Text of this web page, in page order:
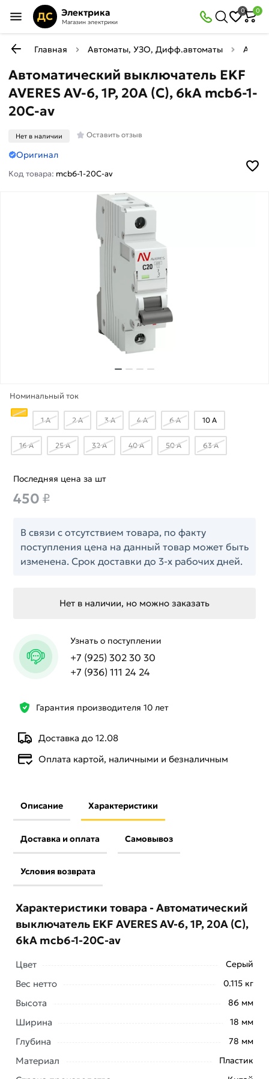
ДС Электрика
Магазин электрики
0 0
Главная Автоматы, УЗО, Дифф.автоматы
Автоматический выключатель EKF
AVERES AV-6, 1P, 20A (С), 6kA mcb6-1-
20C-av
Нет в наличии Оставить отзыв
Оригинал
Код товара: mcb6-1-20C-av
Номинальный ток
1 А 2 А 3 А 4 А 6 А 10 А
16 А 25 А 32 А 40 А 50 А 63 А
Гарантия производителя 10 лет
Доставка до 12.08
Оплата картой, наличными и безналичным
Последняя цена за шт
450 ₽
В связи с отсутствием товара, по факту
поступления цена на данный товар может быть
изменена. Срок доставки до 3-х рабочих дней.
Нет в наличии, но можно заказать
Узнать о поступлении
+7 (925) 302 30 30
+7 (936) 111 24 24
Описание Характеристики
Доставка и оплата Самовывоз
Условия возврата
Условия доставки и цены на товар Автоматический
mcb6-1-20C-av из категории
автоматические выключатели
Наши профессиональные менеджеры обработают
Характеристики товара - Автоматический
выключатель EKF AVERES AV-6, 1P, 20A (С),
6kA mcb6-1-20C-av
Цвет Серый
Вес нетто 0.115 кг
Высота 86 мм
Ширина 18 мм
Глубина 78 мм
Материал Пластик